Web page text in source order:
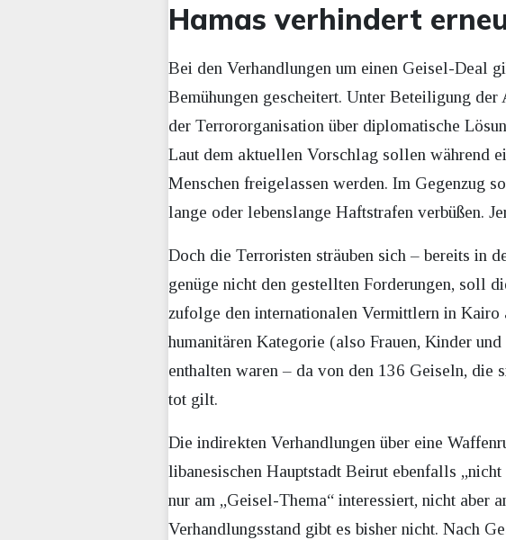
Hamas verhindert
Bei den Verhandlungen um einen Geisel-Deal
Bemühungen gescheitert. Unter Beteiligung
der Terrororganisation über diplomatische
Laut dem aktuellen Vorschlag sollen während
Menschen freigelassen werden. Im Gegenzug
lange oder lebenslange Haftstrafen verbüßen.
Doch die Terroristen sträuben sich – bereits in
genüge nicht den gestellten Forderungen, soll
zufolge den internationalen Vermittlern in
humanitären Kategorie (also Frauen, Kinder
enthalten waren – da von den 136 Geiseln, die
tot gilt.
Die indirekten Verhandlungen über eine
libanesischen Hauptstadt Beirut ebenfalls
nur am „Geisel-Thema“ interessiert, nicht aber
Verhandlungsstand gibt es bisher nicht. Nach